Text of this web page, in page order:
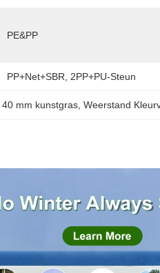
PE&PP
PP+Net+SBR, 2PP+PU-Steun
40 mm kunstgras , Weerstand